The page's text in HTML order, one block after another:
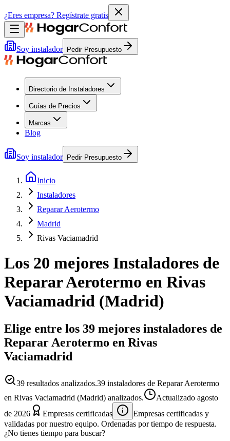
¿Eres empresa? Regístrate gratis
Soy instalador Pedir Presupuesto
Directorio de Instaladores
Guías de Precios
Marcas
Blog
Soy instalador Pedir Presupuesto
Inicio
Instaladores
Reparar Aerotermo
Madrid
Rivas Vaciamadrid
Los 20 mejores Instaladores de
Reparar Aerotermo en Rivas
Vaciamadrid (Madrid)
Elige entre los 39 mejores instaladores de
Reparar Aerotermo en Rivas
Vaciamadrid
39 resultados analizados.39 instaladores de Reparar Aerotermo
en Rivas Vaciamadrid (Madrid) analizados.
Actualizado agosto
de 2026
Empresas certificadas
Empresas certificadas y
validadas por nuestro equipo. Ordenadas por tiempo de respuesta.
¿No tienes tiempo para buscar?